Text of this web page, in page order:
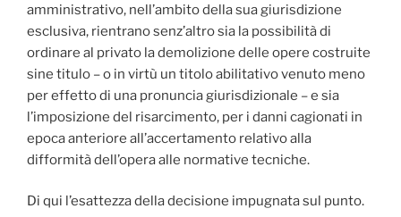
amministrativo, nell’ambito della sua giurisdizione
esclusiva, rientrano senz’altro sia la possibilità di
ordinare al privato la demolizione delle opere costruite
sine titulo – o in virtù un titolo abilitativo venuto meno
per effetto di una pronuncia giurisdizionale – e sia
l’imposizione del risarcimento, per i danni cagionati in
epoca anteriore all’accertamento relativo alla
difformità dell’opera alle normative tecniche.
Di qui l’esattezza della decisione impugnata sul punto.